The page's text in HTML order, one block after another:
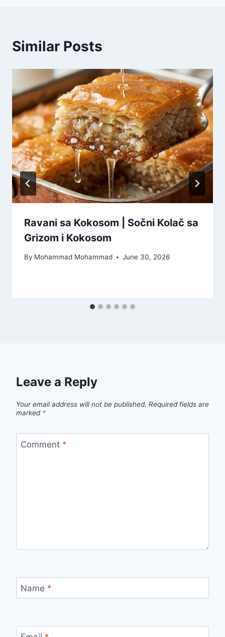
Similar Posts
Ravani sa Kokosom | Sočni Kolač sa
Grizom i Kokosom
By Mohammad Mohammad June 30, 2026
Leave a Reply
Your email address will not be published. Required fields are
marked *
Comment *
Name *